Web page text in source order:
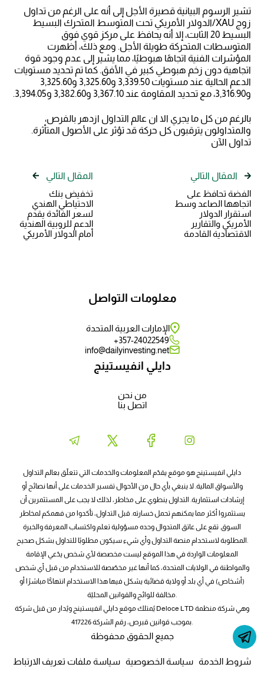
تشير الرسوم البيانية قصيرة الأجل إلى أنه على الرغم من تداول
زوج XAU/الدولار الأمريكي تحت المتوسط المتحرك البسيط
البسيط 20 الثابت، إلا أنه يحافظ على مركز قوي فوق
المتوسطات المتحركة طويلة الأجل. ومع ذلك، أظهرت
المؤشرات الفنية اتجاهًا هبوطيًا، مما يشير إلى عدم وجود قوة
اتجاهية دون زخم هبوطي كبير في الأفق. كما تم تحديد مستويات
الدعم الحالية عند مستويات 3,339.50 و3,325.60 و3,325.60
و3,316.90، مع تحديد المقاومة عند 3,367.10 و3,382.60 و3,394.05.
بالرغم من كل ما يجري الا ان عالم التداول ازدهر بالفرص،
والمتداولون يترقبون كل حركة قد تؤثر على الأصول المتأثرة.
تداول الآن
المقال التالي
الفضة تحافظ على
اتجاهها الصاعد وسط
استقرار الدولار
الأمريكي والتقارير
الاقتصادية القادمة
المقال التالي
تخفيض بنك
الاحتياطي الهندي
لسعر الفائدة يقدم
الدعم للروبية الهندية
أمام الدولار الأمريكي
دايلي انفيستينج
من نحن
اتصل بنا
معلومات التواصل
الإمارات العربية المتحدة
357-24022549+
info@dailyinvesting.net
دايلي انفيستينج هو موقع يقدّم المعلومات والخدمات التي تتعلّق بعالم التداول
والأسواق المالية. لا ينبغي بأي حال من الأحوال تفسير الخدمات على أنها نصائح أو
إرشادات استثمارية. التداول ينطوي على مخاطر، لذلك لا يجب على المستثمرين أن
يستثمروا أكثر مما يمكنهم تحمل خسارته. قبل التداول، تأكدوا من فهمكم لمخاطر
السوق. تقع على عاتق المتدوال وحده مسؤولية تعلم واكتساب المعرفة والخبرة
المطلوبة لاستخدام منصة التداول وأي شيء سيكون مطلوبًا للتداول بشكل صحيح.
المعلومات الواردة في هذا الموقع ليست مخصصة لأي شخص يدّعي الإقامة
والمواطنة في الولايات المتحدة، كما أنها غير مخصّصة للاستخدام من قبل أي شخص
(أشخاص) في أي بلد أو ولاية قضائية يشكل فيها هذا الاستخدام انتهاكًا مباشرًا أو
مخالفة للوائح والقوانين المحليّة.
يُمتلك موقع دايلي انفيستينج ويُدار من قبل شركة Deloce LTD وهي شركة منظمة
بموجب قوانين قبرص، رقم الشركة 417226.
جميع الحقوق محفوظة
سياسة ملفات تعريف الارتباط سياسة الخصوصية شروط الخدمة